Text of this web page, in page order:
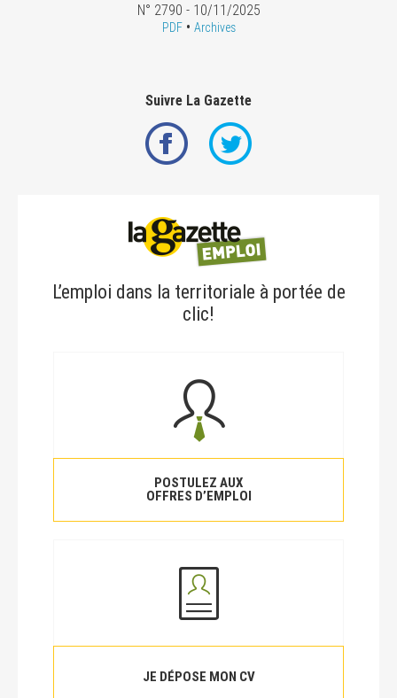
N° 2790 - 10/11/2025
PDF• Archives
Suivre La Gazette
L’emploi dans la territoriale à portée de
clic!
POSTULEZ AUX
OFFRES D’EMPLOI
JE DÉPOSE MON CV